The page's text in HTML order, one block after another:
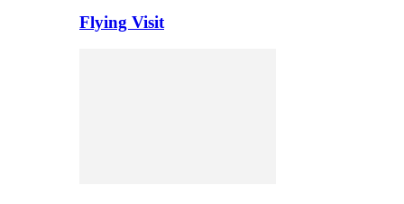
Flying Visit